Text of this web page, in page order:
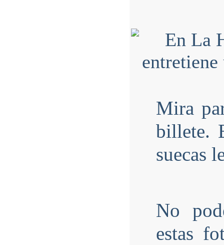
Mira
billete.
suecas
No
estas